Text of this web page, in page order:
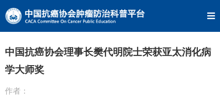
中国抗癌协会理事长樊代明院士荣获亚太消化病
学大师奖
作者：